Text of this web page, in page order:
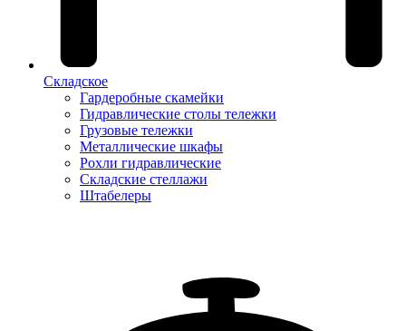
Складское
Гардеробные скамейки
Гидравлические столы тележки
Грузовые тележки
Металлические шкафы
Рохли гидравлические
Складские стеллажи
Штабелеры